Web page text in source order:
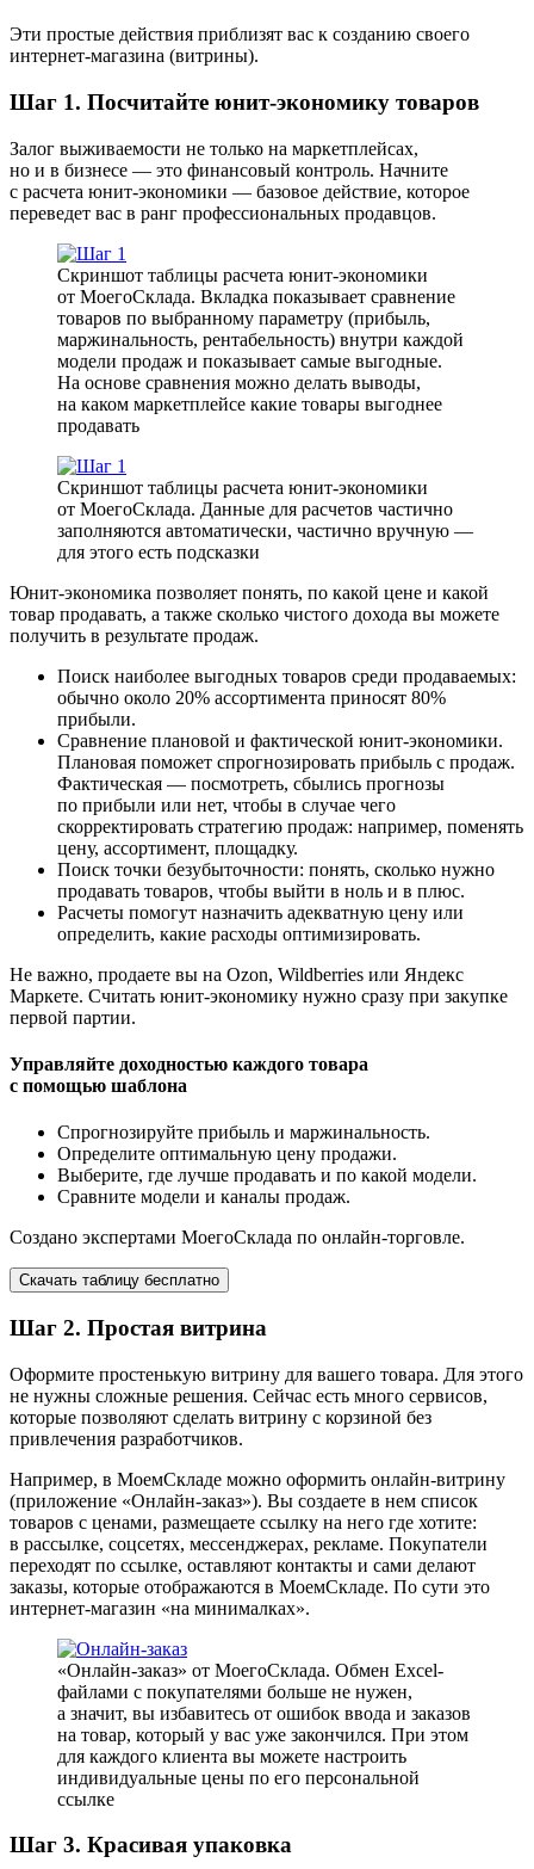
Эти простые действия приблизят вас к созданию своего
интернет-магазина (витрины).
Шаг 1. Посчитайте юнит-экономику товаров
Залог выживаемости не только на маркетплейсах,
но и в бизнесе — это финансовый контроль. Начните
с расчета юнит-экономики — базовое действие, которое
переведет вас в ранг профессиональных продавцов.
Скриншот таблицы расчета юнит-экономики
от МоегоСклада. Вкладка показывает сравнение
товаров по выбранному параметру (прибыль,
маржинальность, рентабельность) внутри каждой
модели продаж и показывает самые выгодные.
На основе сравнения можно делать выводы,
на каком маркетплейсе какие товары выгоднее
продавать
Скриншот таблицы расчета юнит-экономики
от МоегоСклада. Данные для расчетов частично
заполняются автоматически, частично вручную —
для этого есть подсказки
Юнит-экономика позволяет понять, по какой цене и какой
товар продавать, а также сколько чистого дохода вы можете
получить в результате продаж.
Поиск наиболее выгодных товаров среди продаваемых:
обычно около 20% ассортимента приносят 80%
прибыли.
Сравнение плановой и фактической юнит-экономики.
Плановая поможет спрогнозировать прибыль с продаж.
Фактическая — посмотреть, сбылись прогнозы
по прибыли или нет, чтобы в случае чего
скорректировать стратегию продаж: например, поменять
цену, ассортимент, площадку.
Поиск точки безубыточности: понять, сколько нужно
продавать товаров, чтобы выйти в ноль и в плюс.
Расчеты помогут назначить адекватную цену или
определить, какие расходы оптимизировать.
Не важно, продаете вы на Ozon, Wildberries или Яндекс
Маркете. Считать юнит-экономику нужно сразу при закупке
первой партии.
Управляйте доходностью каждого товара
с помощью шаблона
Спрогнозируйте прибыль и маржинальность.
Определите оптимальную цену продажи.
Выберите, где лучше продавать и по какой модели.
Сравните модели и каналы продаж.
Создано экспертами МоегоСклада по онлайн-торговле.
Скачать таблицу бесплатно
Шаг 2. Простая витрина
Оформите простенькую витрину для вашего товара. Для этого
не нужны сложные решения. Сейчас есть много сервисов,
которые позволяют сделать витрину с корзиной без
привлечения разработчиков.
Например, в МоемСкладе можно оформить онлайн-витрину
(приложение «Онлайн-заказ»). Вы создаете в нем список
товаров с ценами, размещаете ссылку на него где хотите:
в рассылке, соцсетях, мессенджерах, рекламе. Покупатели
переходят по ссылке, оставляют контакты и сами делают
заказы, которые отображаются в МоемСкладе. По сути это
интернет-магазин «на минималках».
«Онлайн-заказ» от МоегоСклада. Обмен Excel-
файлами с покупателями больше не нужен,
а значит, вы избавитесь от ошибок ввода и заказов
на товар, который у вас уже закончился. При этом
для каждого клиента вы можете настроить
индивидуальные цены по его персональной
ссылке
Шаг 3. Красивая упаковка